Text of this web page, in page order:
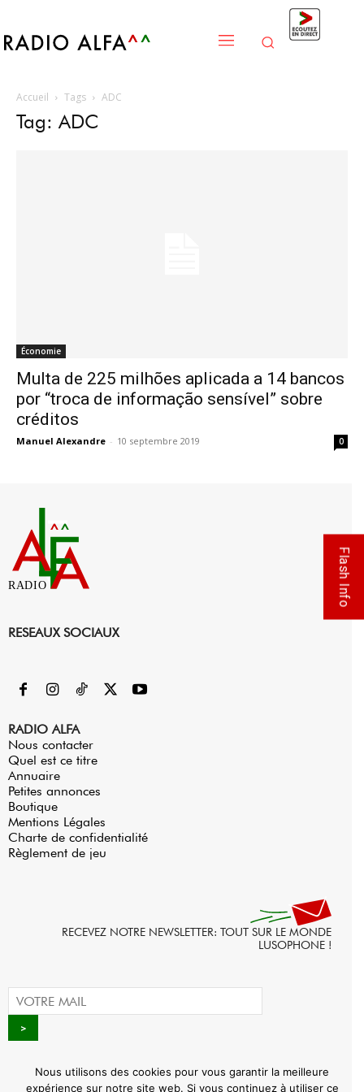
Accueil Tags ADC
Tag: ADC
Économie
Multa de 225 milhões aplicada a 14 bancos
por “troca de informação sensível” sobre
créditos
Manuel Alexandre - 10 septembre 2019 0
RADIO
RESEAUX SOCIAUX
RADIO ALFA
Nous contacter
Quel est ce titre
Annuaire
Petites annonces
Boutique
Mentions Légales
Charte de confidentialité
Règlement de jeu
RECEVEZ NOTRE NEWSLETTER: TOUT SUR LE MONDE
LUSOPHONE !
Flash Info
Nous utilisons des cookies pour vous garantir la meilleure
expérience sur notre site web. Si vous continuez à utiliser ce